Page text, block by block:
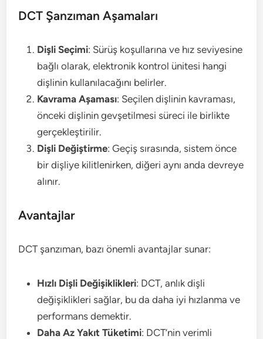
DCT Şanzıman Aşamaları
Dişli Seçimi: Sürüş koşullarına ve hız seviyesine
bağlı olarak, elektronik kontrol ünitesi hangi
dişlinin kullanılacağını belirler.
Kavrama Aşaması: Seçilen dişlinin kavraması,
önceki dişlinin gevşetilmesi süreci ile birlikte
gerçekleştirilir.
Dişli Değiştirme: Geçiş sırasında, sistem önce
bir dişliye kilitlenirken, diğeri aynı anda devreye
alınır.
Avantajlar
DCT şanzıman, bazı önemli avantajlar sunar:
Hızlı Dişli Değişiklikleri: DCT, anlık dişli
değişiklikleri sağlar, bu da daha iyi hızlanma ve
performans demektir.
Daha Az Yakıt Tüketimi: DCT’nin verimli